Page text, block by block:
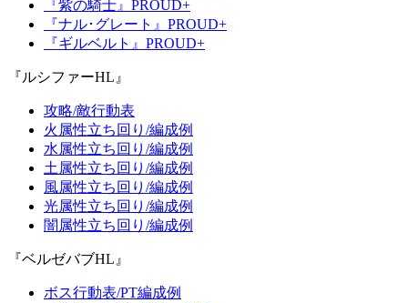
『紫の騎士』PROUD+
『ナル･グレート』PROUD+
『ギルベルト』PROUD+
『ルシファーHL』
攻略/敵行動表
火属性立ち回り/編成例
水属性立ち回り/編成例
土属性立ち回り/編成例
風属性立ち回り/編成例
光属性立ち回り/編成例
闇属性立ち回り/編成例
『ベルゼバブHL』
ボス行動表/PT編成例